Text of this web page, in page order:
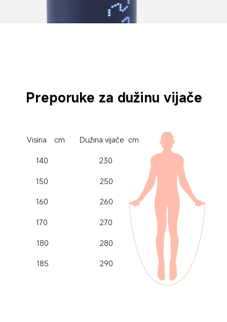
Preporuke za dužinu vijače
Visina cm Dužina vijače cm
140 230
150 250
160 260
170 270
180 280
185 290